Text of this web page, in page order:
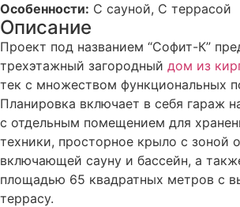
Особенности: С сауной, С террасой
Описание
Проект под названием “Софит-К”
трехэтажный загородный дом из
тек с множеством функциональных
Планировка включает в себя гараж
с отдельным помещением для
техники, просторное крыло с зоной
включающей сауну и бассейн, а
площадью 65 квадратных метров с
террасу.